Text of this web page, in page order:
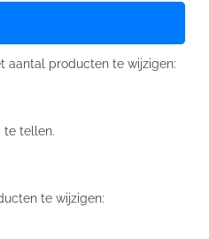
aantal producten te wijzigen:
te tellen.
te wijzigen: